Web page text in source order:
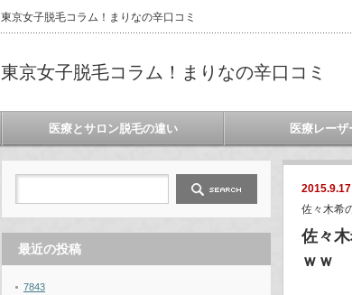
東京女子脱毛コラム！まりなの辛口コミ
東京女子脱毛コラム！まりなの辛口コミ
医療とサロン脱毛の違い 医療レーザ
2015.9.17
佐々木希
佐々
ｗｗ
最近の投稿
7843